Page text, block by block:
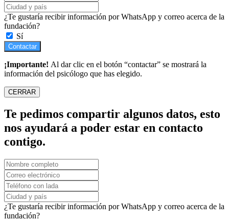
¿Te gustaría recibir información por WhatsApp y correo acerca de la
fundación?
Sí
Contactar
¡Importante! Al dar clic en el botón “contactar” se mostrará la
información del psicólogo que has elegido.
CERRAR
Te pedimos compartir algunos datos, esto
nos ayudará a poder estar en contacto
contigo.
¿Te gustaría recibir información por WhatsApp y correo acerca de la
fundación?